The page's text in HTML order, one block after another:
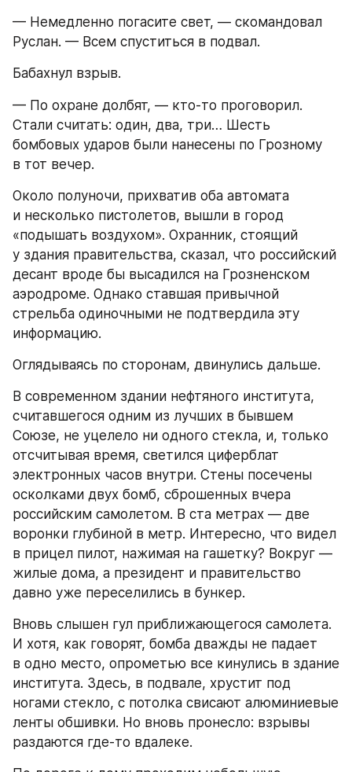
— Немедленно погасите свет, — скомандовал
Руслан. — Всем спуститься в подвал.
Бабахнул взрыв.
— По охране долбят, — кто-то проговорил.
Стали считать: один, два, три… Шесть
бомбовых ударов были нанесены по Грозному
в тот вечер.
Около полуночи, прихватив оба автомата
и несколько пистолетов, вышли в город
«подышать воздухом». Охранник, стоящий
у здания правительства, сказал, что российский
десант вроде бы высадился на Грозненском
аэродроме. Однако ставшая привычной
стрельба одиночными не подтвердила эту
информацию.
Оглядываясь по сторонам, двинулись дальше.
В современном здании нефтяного института,
считавшегося одним из лучших в бывшем
Союзе, не уцелело ни одного стекла, и, только
отсчитывая время, светился циферблат
электронных часов внутри. Стены посечены
осколками двух бомб, сброшенных вчера
российским самолетом. В ста метрах — две
воронки глубиной в метр. Интересно, что видел
в прицел пилот, нажимая на гашетку? Вокруг —
жилые дома, а президент и правительство
давно уже переселились в бункер.
Вновь слышен гул приближающегося самолета.
И хотя, как говорят, бомба дважды не падает
в одно место, опрометью все кинулись в здание
института. Здесь, в подвале, хрустит под
ногами стекло, с потолка свисают алюминиевые
ленты обшивки. Но вновь пронесло: взрывы
раздаются где-то вдалеке.